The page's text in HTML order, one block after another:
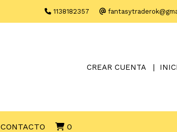
1138182357
CREAR CUENTA
CONTACTO 0